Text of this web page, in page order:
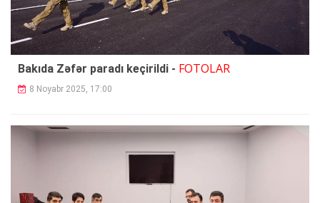
Bakıda Zəfər paradı keçirildi - FOTOLAR
8 Noyabr 2025, 17:00